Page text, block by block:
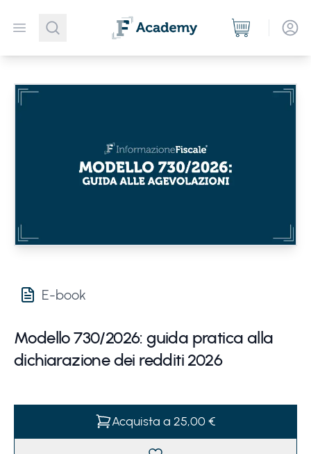
Open menu
E-book
Modello 730/2026: guida pratica alla
dichiarazione dei redditi 2026
Acquista a 25,00 €